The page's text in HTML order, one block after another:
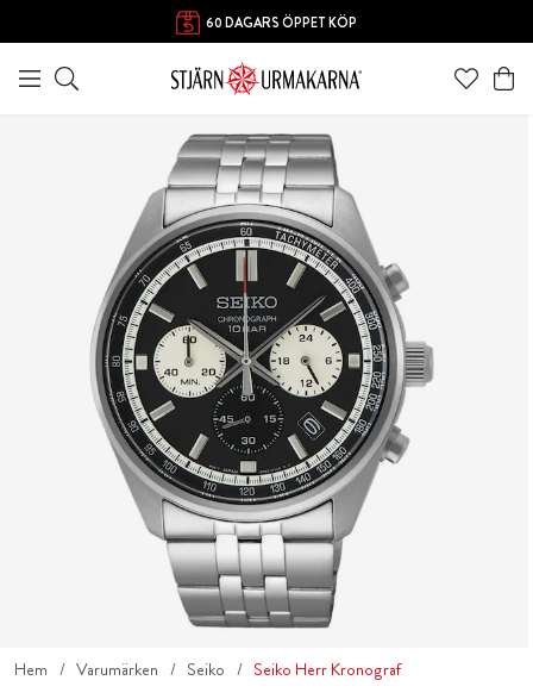
60 DAGARS ÖPPET KÖP
Hem Varumärken Seiko Seiko Herr Kronograf